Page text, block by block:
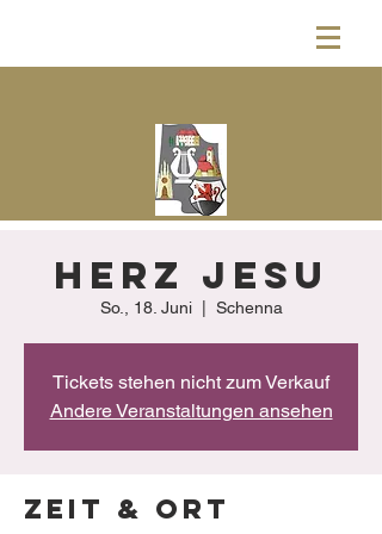
Herz Jesu
So., 18. Juni
  |
Schenna
Tickets stehen nicht zum Verkauf
Andere Veranstaltungen ansehen
Zeit & Ort